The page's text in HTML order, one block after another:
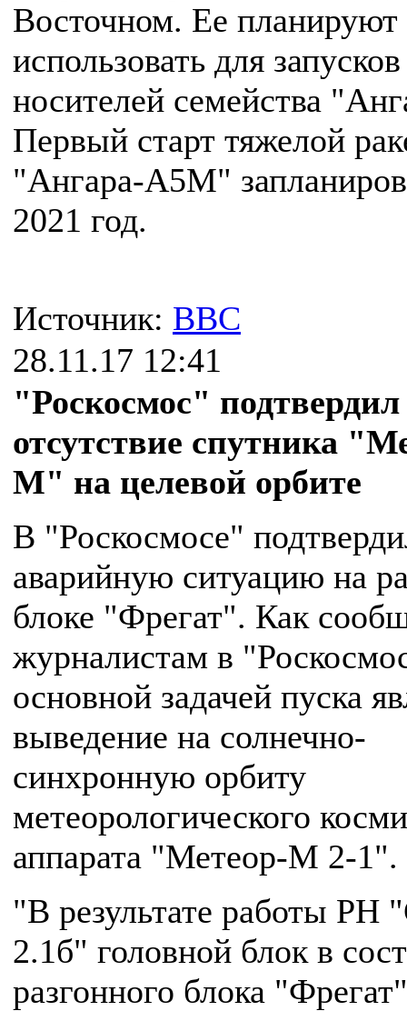
Восточном. Ее планируют
использовать для
носителей семейства
Первый старт тяжелой
"Ангара-А5М"
2021 год.
Источник: BBC
28.11.17 12:41
"Роскосмос" подтвердил
отсутствие спутника
М" на целевой орбите
В "Роскосмосе"
аварийную ситуацию на
блоке "Фрегат". Как
журналистам в
основной задачей пуска
выведение на солнечно-
синхронную орбиту
метеорологического
аппарата "Метеор-М 2-1".
"В результате работы РН
2.1б" головной блок в
разгонного блока